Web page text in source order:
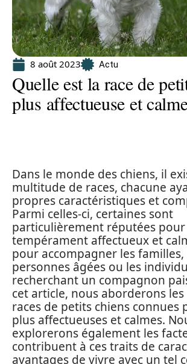
8 août 2023 Actu
Quelle est la race de
plus affectueuse et
Dans le monde des chiens, il
multitude de races, chacune
propres caractéristiques et
Parmi celles-ci, certaines sont
particulièrement réputées
tempérament affectueux et
pour accompagner les familles,
personnes âgées ou les
recherchant un compagnon
cet article, nous aborderons
races de petits chiens connues
plus affectueuses et calmes.
explorerons également les
contribuent à ces traits de
avantages de vivre avec un tel